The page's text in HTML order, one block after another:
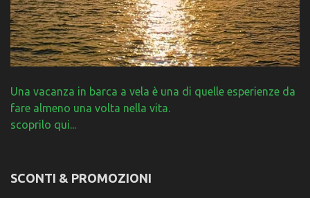
Una vacanza in barca a vela è una di quelle esperienze da
fare almeno una volta nella vita.
scoprilo qui...
SCONTI & PROMOZIONI